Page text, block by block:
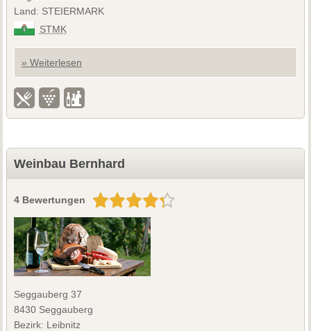
Land: STEIERMARK
STMK
» Weiterlesen
Weinbau Bernhard
4 Bewertungen
Seggauberg 37
8430 Seggauberg
Bezirk: Leibnitz